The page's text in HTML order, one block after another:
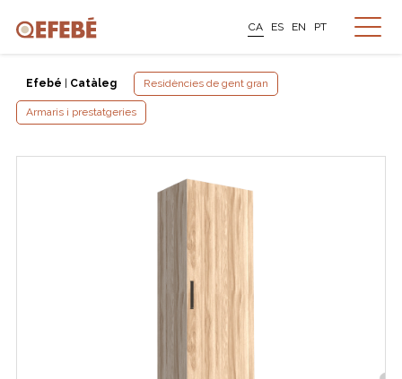
CA ES EN PT
Efebé Catàleg Residències de gent gran
Armaris i prestatgeries